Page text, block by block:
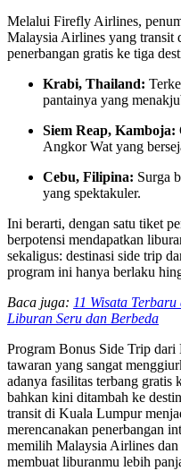
Melalui Firefly Airlines,
Malaysia Airlines yang
penerbangan gratis ke tiga
Krabi, Thailand:
pantainya yang
Siem Reap, Kamboja:
Angkor Wat yang
Cebu, Filipina: Surga
yang spektakuler.
Ini berarti, dengan satu tiket
berpotensi mendapatkan
sekaligus: destinasi side trip
program ini hanya berlaku
Baca juga: 11 Wisata
Liburan Seru dan Berbeda
Program Bonus Side Trip
tawaran yang sangat
adanya fasilitas terbang gratis
bahkan kini ditambah ke
transit di Kuala Lumpur
merencanakan penerbangan
memilih Malaysia Airlines
membuat liburanmu lebih